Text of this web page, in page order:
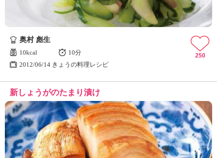
奥村 彪生
10kcal
10分
2012/06/14 きょうの料理レシピ
250
新しょうがのたまり漬け